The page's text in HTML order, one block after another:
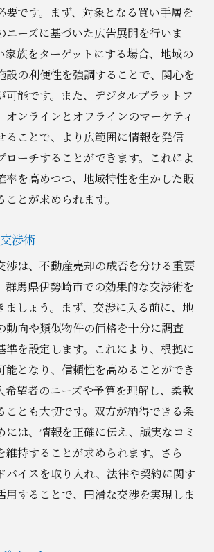
要です。まず、対象となる買い手層を
ニーズに基づいた広告展開を行いま
家族をターゲットにする場合、地域の
設の利便性を強調することで、関心を
可能です。また、デジタルプラットフ
オンラインとオフラインのマーケティ
ることで、より広範囲に情報を発信
ローチすることができます。これによ
率を高めつつ、地域特性を生かした販
とが求められます。
渉術
渉は、不動産売却の成否を分ける重要
群馬県伊勢崎市での効果的な交渉術を
ましょう。まず、交渉に入る前に、地
動向や類似物件の価格を十分に調査
準を設定します。これにより、根拠に
能となり、信頼性を高めることができ
希望者のニーズや予算を理解し、柔軟
ことも大切です。双方が納得できる条
には、情報を正確に伝え、誠実なコミ
維持することが求められます。さら
バイスを取り入れ、法律や契約に関す
用することで、円滑な交渉を実現しま